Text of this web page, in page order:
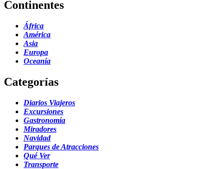
Continentes
África
América
Asia
Europa
Oceanía
Categorías
Diarios Viajeros
Excursiones
Gastronomía
Miradores
Navidad
Parques de Atracciones
Qué Ver
Transporte